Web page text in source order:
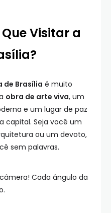
Visitar a
Brasília é muito
obra de arte viva, um
e um lugar de paz
capital. Seja você um
ou um devoto,
sem palavras.
Cada ângulo da